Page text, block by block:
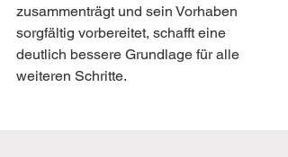
zusammenträgt und sein Vorhaben
sorgfältig vorbereitet, schafft eine
deutlich bessere Grundlage für alle
weiteren Schritte.